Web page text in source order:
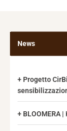
News
Progetto
BLOOMERA